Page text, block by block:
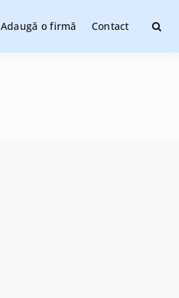
Adaugă o firmă Contact